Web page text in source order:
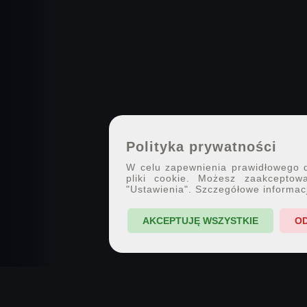
Polityka prywatności
W celu zapewnienia
pliki cookie. Możesz
"Ustawienia". Szczegółowe
AKCEPTUJĘ WSZYSTKIE